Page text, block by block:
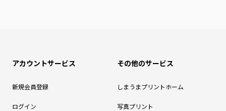
アカウントサービス
新規会員登録
ログイン
その他のサービス
しまうまプリントホーム
写真プリント